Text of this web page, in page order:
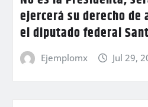
ejercerá su derecho
el diputado federal
Ejemplomx Jul 29,